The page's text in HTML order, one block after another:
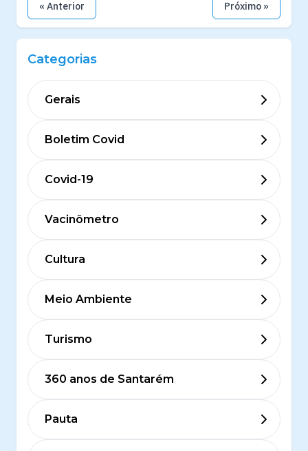
« Anterior Próximo »
Categorias
Gerais
Boletim Covid
Covid-19
Vacinômetro
Cultura
Meio Ambiente
Turismo
360 anos de Santarém
Pauta